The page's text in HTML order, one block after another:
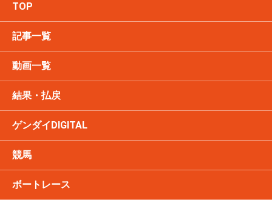
TOP
記事一覧
動画一覧
結果・払戻
ゲンダイDIGITAL
競馬
ボートレース